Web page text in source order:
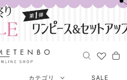
カテゴリ SALE